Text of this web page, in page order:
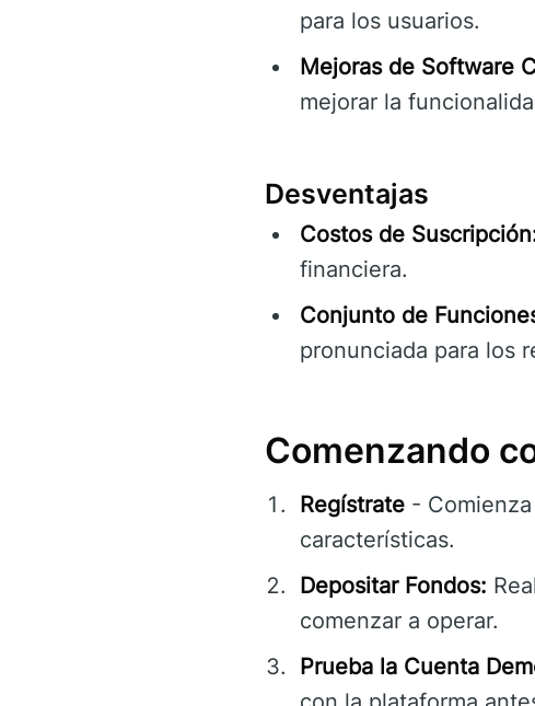
para los usuarios.
Mejoras de Software
mejorar la
Desventajas
Costos de
financiera.
Conjunto de
pronunciada para los
Comenzando
Regístrate -
características.
Depositar Fondos:
comenzar a operar.
Prueba la Cuenta